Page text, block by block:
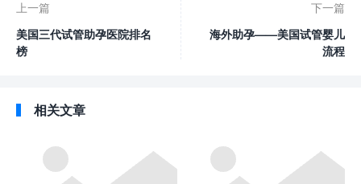
上一篇
美国三代试管助孕医院排名
榜
下一篇
海外助孕——美国试管婴儿
流程
相关文章